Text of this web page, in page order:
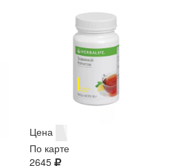
Цена
По карте
2645